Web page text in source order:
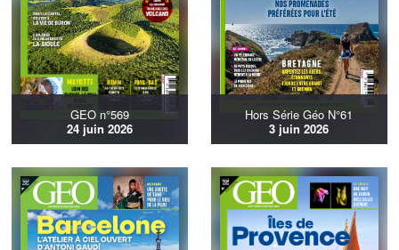
GEO n°569
24 juin 2026
Hors Série Géo N°61
3 juin 2026